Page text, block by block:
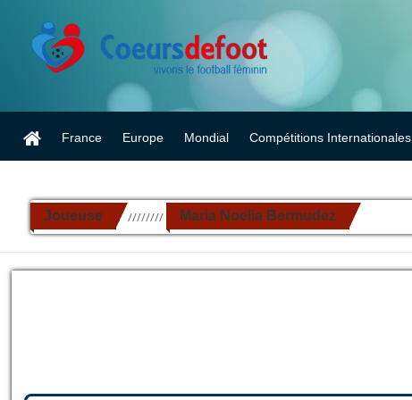
France Europe Mondial Compétitions Internationales
Joueuse ////////// Maria Noelia Bermudez